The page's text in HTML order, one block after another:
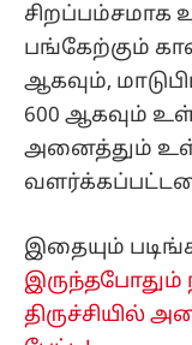
சிறப்பம்சமாக
பங்கேற்கும்
ஆகவும்,
600 ஆகவும்
அனைத்தும்
இதையும்
திருச்சியில்